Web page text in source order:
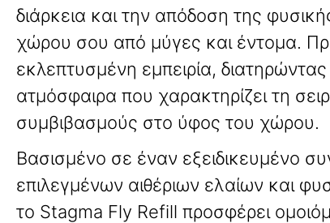
διάρκεια και την απόδοση της
χώρου σου από μύγες και έντομα.
εκλεπτυσμένη εμπειρία, διατηρώντας
ατμόσφαιρα που χαρακτηρίζει τη
συμβιβασμούς στο ύφος του χώρου.
Βασισμένο σε έναν εξειδικευμένο
επιλεγμένων αιθέριων ελαίων και
το Stagma Fly Refill προσφέρει